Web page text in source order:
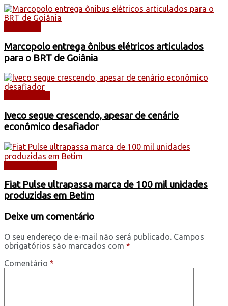
Marcopolo entrega ônibus elétricos articulados
para o BRT de Goiânia
Iveco segue crescendo, apesar de cenário
econômico desafiador
Fiat Pulse ultrapassa marca de 100 mil unidades
produzidas em Betim
Deixe um comentário
O seu endereço de e-mail não será publicado. Campos
obrigatórios são marcados com *
Comentário *